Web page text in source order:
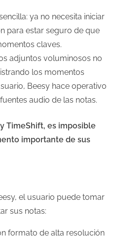
ya no necesita iniciar
para estar seguro de que
claves.
adjuntos voluminosos no
los momentos
Beesy hace operativo
audio de las notas.
TimeShift, es imposible
importante de sus
el usuario puede tomar
sus notas:
formato de alta resolución